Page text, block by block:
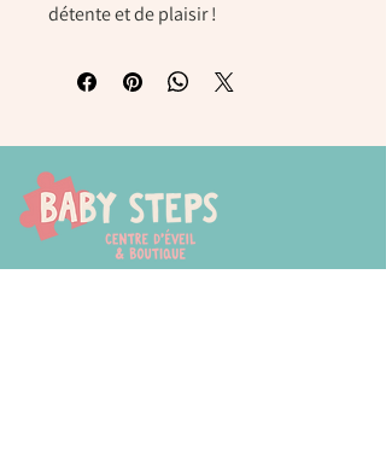
détente et de plaisir !